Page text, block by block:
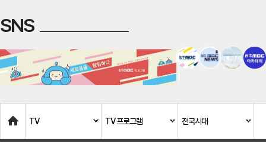
SNS
Home
TV TV 프로그램 전국시대